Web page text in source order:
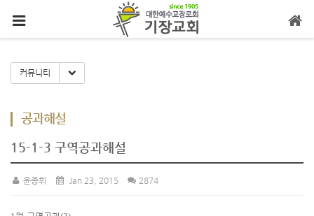
커뮤니티 Toggle Dropdown
공과해설
15-1-3 구역공과해설
윤종휘 Jan 23, 2015 2874